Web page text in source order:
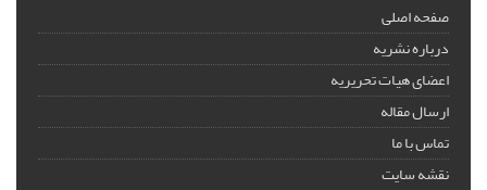
صفحه اصلی
درباره نشریه
اعضای هیات تحریریه
ارسال مقاله
تماس با ما
نقشه سایت